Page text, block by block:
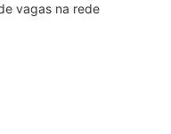
vagas na rede